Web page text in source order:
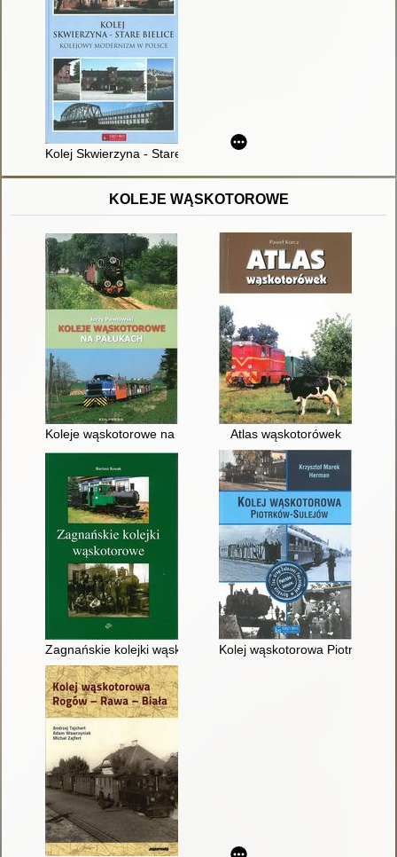
Kolej Skwierzyna - Stare Bielice : kolejowy modernizm w
KOLEJE WĄSKOTOROWE
Koleje wąskotorowe na Pałukach Atlas wąskotorówek
Zagnańskie kolejki wąskotoroweKolej wąskotorowa Piotrków-